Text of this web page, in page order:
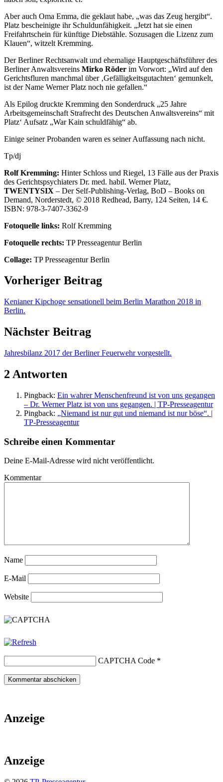
Aber auch Oma Emma, die geklaut habe, „was das Zeug hergibt“.
Platz bescheinigte ihr Schuldunfähigkeit. „Jetzt hat sie einen
Freifahrtschein für künftige Diebstähle. Sozusagen die Lizenz zum
Klauen“, witzelt Kremming.
Der Berliner Rechtsanwalt und ehemalige Hauptgeschäftsführer des
Berliner Anwaltsvereins Mirko Röder im Vorwort: „Wird auf den
Gerichtsfluren manchmal über ‚Gefälligkeitsgutachten‘ gemunkelt,
ist der Name Werner Platz noch nie gefallen.“
Als Epilog druckte Kremming den Sonderdruck „25 Jahre
Arbeitsgemeinschaft Strafrecht des Deutschen Anwaltsvereins“ mit
Platz‘ Aufsatz „War Kain schuldfähig“ ab.
Einige seiner Probanden waren es seiner Auffassung nach nicht.
Tp/dj
Rolf Kremming: Hinter Schloss und Riegel, 13 Fälle aus der Praxis
des Gerichtspsychiaters Dr. med. habil. Werner Platz,
TWENTYSIX – Der Self-Publishing-Verlag, BoD – Books on
Demand, Norderstedt, © 2018 Redhead, Barry, 124 Seiten, 14 €.
ISBN: 978-3-7407-3362-9
Fotoquelle links: Rolf Kremming
Fotoquelle rechts: TP Presseagentur Berlin
Collage: TP Presseagentur Berlin
Vorheriger Beitrag
Kenianer Kipchoge sensationell beim Berlin Marathon 2018 in
Berlin.
Nächster Beitrag
Jahresbilanz 2017 der Berliner Feuerwehr vorgestellt.
2 Antworten
Pingback: Ein wahrer Menschenfreund ist von uns gegangen
– Dr. Werner Platz ist von uns gegangen. | TP-Presseagentur
Pingback: „Niemand ist nur gut und niemand ist nur böse“. |
TP-Presseagentur
Schreibe einen Kommentar
Deine E-Mail-Adresse wird nicht veröffentlicht.
Kommentar
Name
E-Mail
Website
CAPTCHA Code *
Anzeige
Anzeige